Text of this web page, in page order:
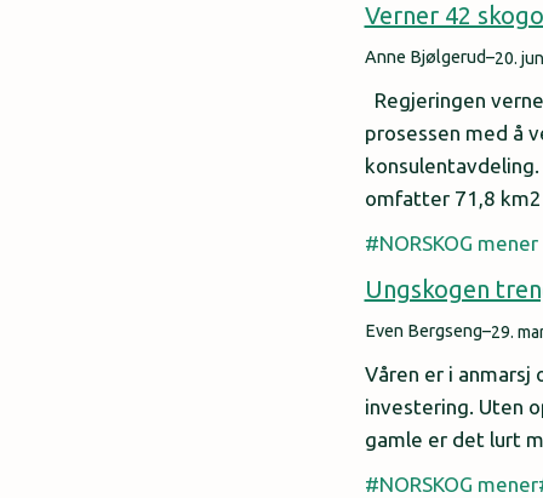
Verner 42
Anne Bjølgerud–20.
Regjeringen
prosessen med å
omfatter 71,8
NORSKOG mener
Ungskogen
Even Bergseng–29.
Våren er i
investering. Uten
gamle er det lurt
NORSKOG mener